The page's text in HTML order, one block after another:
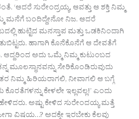
‘ಆದರೆ ಸುರೇಂದ್ರಯ್ಯ, ಆವತ್ತು ಆ ಶಕ್ತಿ ನಿಮ್ಮ
ಮನೆಗೆ ಬಂದಿದ್ದೇನೋ ನಿಜ. ಆದರೆ
ಹುಟ್ಟಿದ ಮನಸ್ತಾಪ ಮತ್ತು ಒಡಕಿನಿಂದಾಗಿ
ಹಾಗಾಗಿ ಕೊನೆಕೊನೆಗೆ ಆ ದೇವತೆಗೆ
ಆದ್ದರಿಂದ ಅದು ಒಮ್ಮೆ ನಿಮ್ಮ ಕುಟುಂಬದ
ಸೇರಿಕೊಂಡಿರುವುದು
ನಿಮ್ಮ ಹಿರಿಯರಾಗಲಿ, ನೀವಾಗಲಿ ಆ ಬಗ್ಗೆ
ಕೇಳಲೇ ಇಲ್ಲವಲ್ಲ!’ ಎಂದು
ಅಷ್ಟು ಕೇಳಿದ ಸುರೇಂದಯ್ಯ ಮತ್ತೆ
ವಿಷಯ…? ಅದಕ್ಕೇ ಇರಬೇಕು ಕೆಲವು